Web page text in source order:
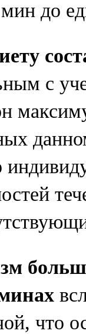
до
с
что